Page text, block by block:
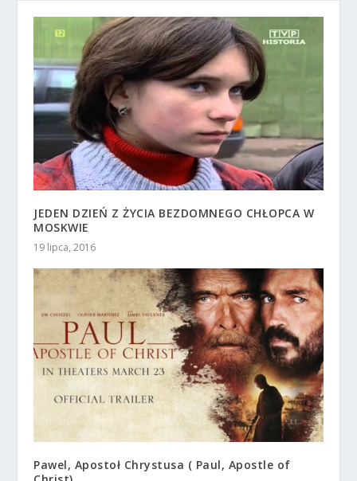
JEDEN DZIEŃ Z ŻYCIA BEZDOMNEGO CHŁOPCA W
MOSKWIE
19 lipca, 2016
Pawel, Apostoł Chrystusa ( Paul, Apostle of